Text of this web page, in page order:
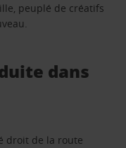
peuplé de créatifs
dans
droit de la route